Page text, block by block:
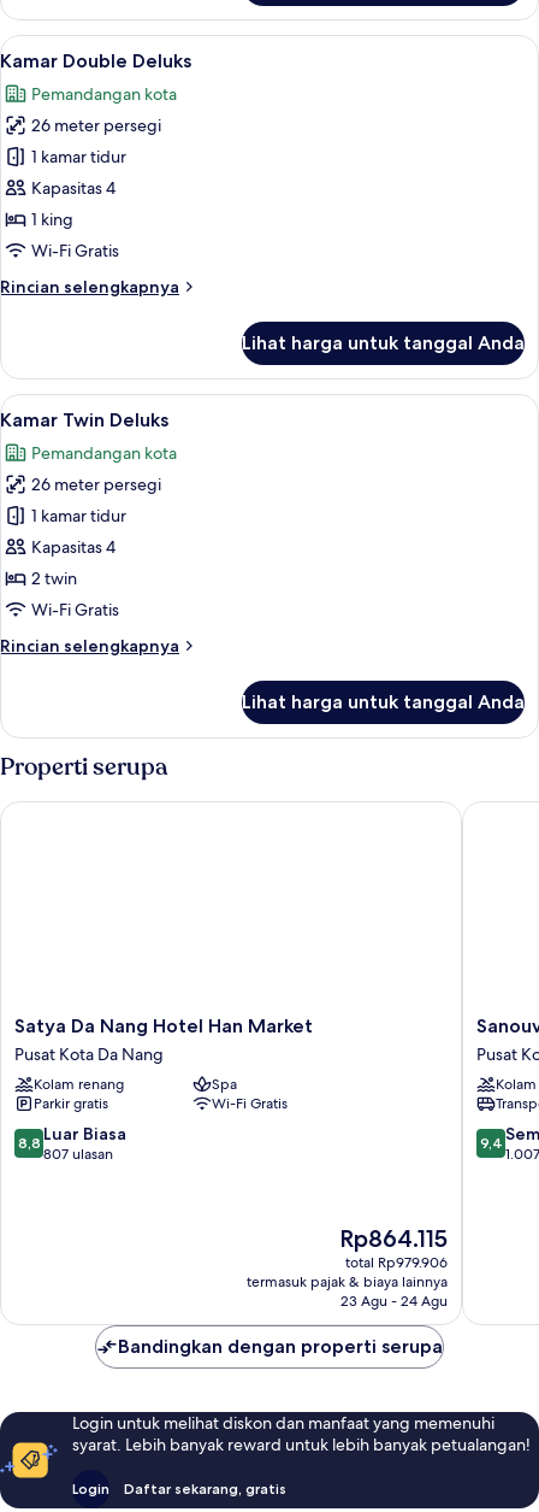
View)
Kamar
Double
Standar,
Asap
Rokok
(No
View)
Lihat
semua
foto
untuk
Kamar
Double
Deluks
Seprai premium, minibar, brankas,
6
Kamar Double Deluks
Pemandangan kota
26 meter persegi
1 kamar tidur
Kapasitas 4
1 king
Wi-Fi Gratis
Rincian selengkapnya
Rincian
Kamar
Double
Deluks
Lihat harga untuk tanggal Anda
Lihat
semua
foto
untuk
Kamar
Twin
Deluks
Kamar Twin Deluks | Seprai
5
Kamar Twin Deluks
Pemandangan kota
26 meter persegi
1 kamar tidur
Kapasitas 4
2 twin
Wi-Fi Gratis
Rincian selengkapnya
Rincian
Kamar
Deluks
Lihat harga untuk tanggal Anda
Properti serupa
Satya
Da
Nang
Hotel
Han
Market
Pusat
Satya Da Nang Hotel Han Market
Pusat Kota Da Nang
Kolam renang
Spa
Parkir gratis
Wi-Fi Gratis
8.8
dari
8,8 Luar Biasa
807 ulasan
Harga
sekarang
Rp864.115
Rp864.115
total Rp979.906
termasuk pajak & biaya lainnya
23 Agu - 24 Agu
Satya Da Nang Hotel Han Market
Sanouva
Danang
Hotel
Pusat
Kota
Da
Nang
Pusat
9.4
dari
9,4
Bandingkan dengan properti serupa
Login untuk melihat diskon dan manfaat yang memenuhi
syarat. Lebih banyak reward untuk lebih banyak petualangan!
Login Daftar sekarang, gratis